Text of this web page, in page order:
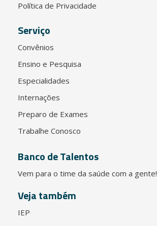
Política de Privacidade
Serviço
Convênios
Ensino e Pesquisa
Especialidades
Internações
Preparo de Exames
Trabalhe Conosco
Banco de Talentos
Vem para o time da saúde com a gente!
Veja também
IEP